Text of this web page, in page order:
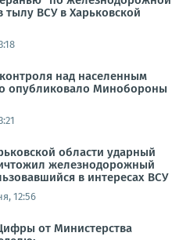
тылу ВСУ в Харьковской
над населенным
опубликовало Минобороны
области ударный
железнодорожный
в интересах ВСУ
12:56
от Министерства